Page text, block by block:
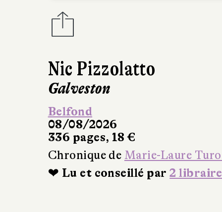
Nic Pizzolatto
Galveston
Belfond
08/08/2026
336 pages, 18 €
Chronique de Marie-Laure
❤ Lu et conseillé par2